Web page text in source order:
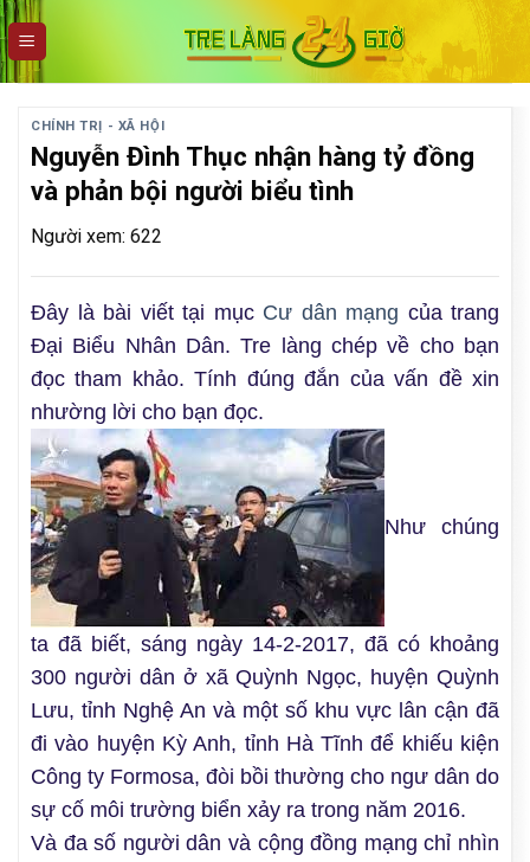
Skip
to
content
CHÍNH TRỊ - XÃ HỘI
Nguyễn Đình Thục nhận hàng tỷ đồng
và phản bội người biểu tình
Người xem: 622
Đây là bài viết tại mục Cư dân mạng của trang
Đại Biểu Nhân Dân. Tre làng chép về cho bạn
đọc tham khảo. Tính đúng đắn của vấn đề xin
nhường lời cho bạn đọc.
Như chúng
ta đã biết, sáng ngày 14-2-2017, đã có khoảng
300 người dân ở xã Quỳnh Ngọc, huyện Quỳnh
Lưu, tỉnh Nghệ An và một số khu vực lân cận đã
đi vào huyện Kỳ Anh, tỉnh Hà Tĩnh để khiếu kiện
Công ty Formosa, đòi bồi thường cho ngư dân do
sự cố môi trường biển xảy ra trong năm 2016.
Và đa số người dân và cộng đồng mạng chỉ nhìn